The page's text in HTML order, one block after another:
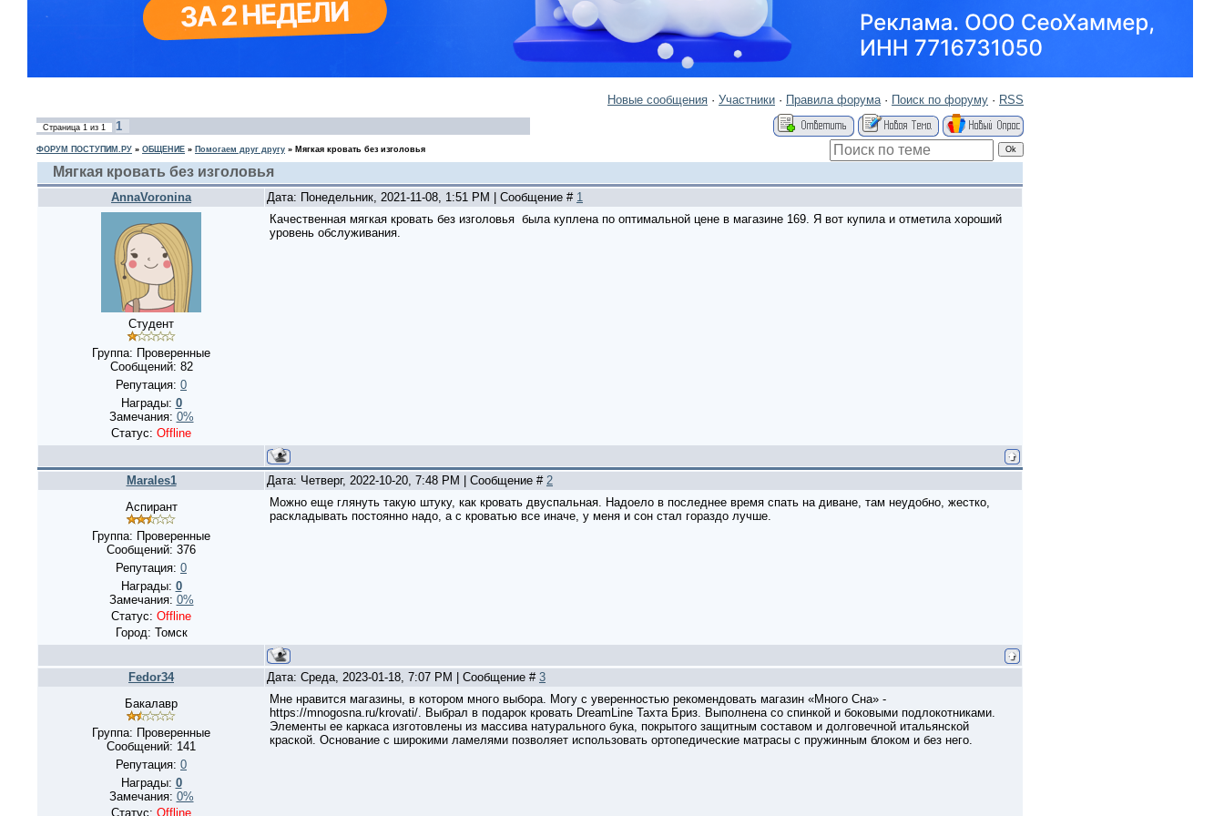
Новые сообщения · Участники · Правила форума· Поиск по форуму · RSS
Страница 1 из 1 1
ФОРУМ ПОСТУПИМ.РУ » ОБЩЕНИЕ » Помогаем друг другу » Мягкая кровать без изголовья
Мягкая кровать без изголовья
AnnaVoronina Дата: Понедельник, 2021-11-08, 1:51 PM | Сообщение # 1
Студент
Группа: Проверенные
Сообщений: 82
Репутация: 0
Награды: 0
Замечания: 0%
Статус: Offline
Качественная мягкая кровать без изголовья была куплена по оптимальной цене в магазине 169. Я вот купила и отметила хороший
уровень обслуживания.
Marales1 Дата: Четверг, 2022-10-20, 7:48 PM | Сообщение # 2
Аспирант
Группа: Проверенные
Сообщений: 376
Репутация: 0
Награды: 0
Замечания: 0%
Статус: Offline
Город: Томск
Можно еще глянуть такую штуку, как кровать двуспальная. Надоело в последнее время спать на диване, там неудобно, жестко,
раскладывать постоянно надо, а с кроватью все иначе, у меня и сон стал гораздо лучше.
Fedor34 Дата: Среда, 2023-01-18, 7:07 PM | Сообщение # 3
Бакалавр
Группа: Проверенные
Сообщений: 141
Репутация: 0
Награды: 0
Замечания: 0%
Статус: Offline
Мне нравится магазины, в котором много выбора. Могу с уверенностью рекомендовать магазин «Много Сна» -
https://mnogosna.ru/krovati/. Выбрал в подарок кровать DreamLine Тахта Бриз. Выполнена со спинкой и боковыми подлокотниками.
Элементы ее каркаса изготовлены из массива натурального бука, покрытого защитным составом и долговечной итальянской
краской. Основание с широкими ламелями позволяет использовать ортопедические матрасы с пружинным блоком и без него.